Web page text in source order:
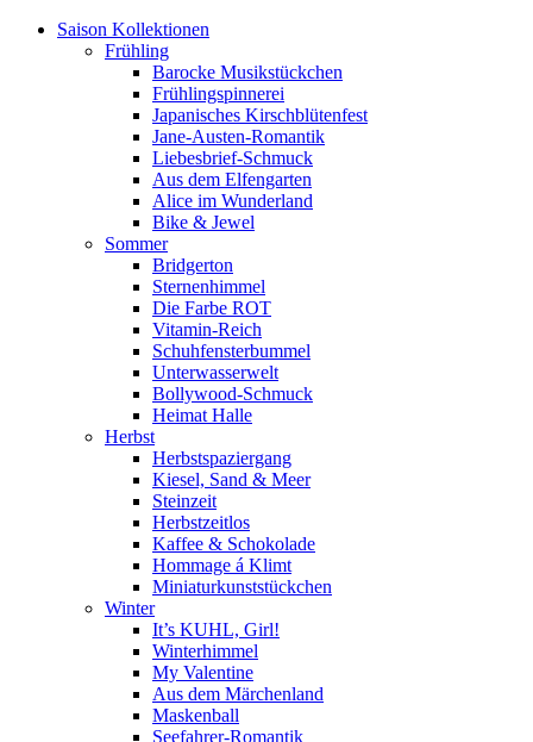
Saison Kollektionen
Frühling
Barocke Musikstückchen
Frühlingspinnerei
Japanisches Kirschblütenfest
Jane-Austen-Romantik
Liebesbrief-Schmuck
Aus dem Elfengarten
Alice im Wunderland
Bike & Jewel
Sommer
Bridgerton
Sternenhimmel
Die Farbe ROT
Vitamin-Reich
Schuhfensterbummel
Unterwasserwelt
Bollywood-Schmuck
Heimat Halle
Herbst
Herbstspaziergang
Kiesel, Sand & Meer
Steinzeit
Herbstzeitlos
Kaffee & Schokolade
Hommage á Klimt
Miniaturkunststückchen
Winter
It’s KUHL, Girl!
Winterhimmel
My Valentine
Aus dem Märchenland
Maskenball
Seefahrer-Romantik